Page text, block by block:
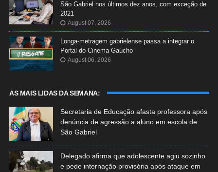
São Gabriel nos últimos dez anos, com exceção de
2021
August 07, 2026
Longa-metragem gabrielense passa a integrar o
Portal do Cinema Gaúcho
August 06, 2026
AS MAIS LIDAS DA SEMANA:
Secretaria de Educação afasta professora após
denúncia de agressão a aluno em escola de
São Gabriel
Delegado afirma que adolescente agiu sozinho
e pede internação provisória após ataque em